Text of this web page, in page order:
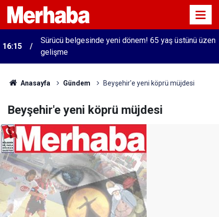
16:15
Sürücü belgesinde yeni dönem! 65 yaş üstünü üzen
gelişme
Anasayfa Gündem Beyşehir'e yeni köprü müjdesi
Beyşehir'e yeni köprü müjdesi